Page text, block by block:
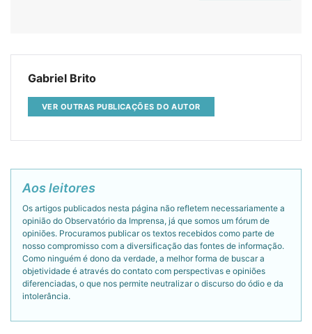
Gabriel Brito
VER OUTRAS PUBLICAÇÕES DO AUTOR
Aos leitores
Os artigos publicados nesta página não refletem necessariamente a
opinião do Observatório da Imprensa, já que somos um fórum de
opiniões. Procuramos publicar os textos recebidos como parte de
nosso compromisso com a diversificação das fontes de informação.
Como ninguém é dono da verdade, a melhor forma de buscar a
objetividade é através do contato com perspectivas e opiniões
diferenciadas, o que nos permite neutralizar o discurso do ódio e da
intolerância.